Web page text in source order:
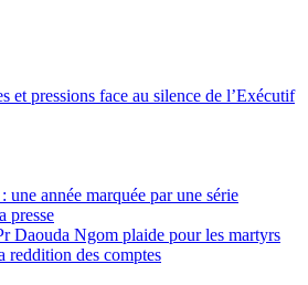
et pressions face au silence de l’Exécutif
une année marquée par une série
presse
Daouda Ngom plaide pour les martyrs
reddition des comptes